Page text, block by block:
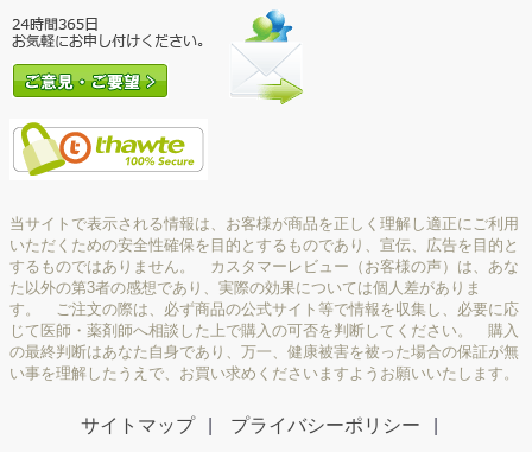
当サイトで表示される情報は、お客様が商品を正しく理解し適正にご利用
いただくための安全性確保を目的とするものであり、宣伝、広告を目的と
するものではありません。 カスタマーレビュー（お客様の声）は、あな
た以外の第3者の感想であり、実際の効果については個人差がありま
す。 ご注文の際は、必ず商品の公式サイト等で情報を収集し、必要に応
じて医師・薬剤師へ相談した上で購入の可否を判断してください。 購入
の最終判断はあなた自身であり、万一、健康被害を被った場合の保証が無
い事を理解したうえで、お買い求めくださいますようお願いいたします。
サイトマップ プライバシーポリシー